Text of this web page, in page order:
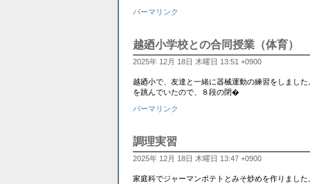
パーマリンク
越廼小学校との合同授業（体育）
2025年 12月 18日 木曜日 13:51 +0900
越廼小で、友達と一緒に器械運動の練習をしまし
を跳んでいたので、８段の閉�
パーマリンク
調理実習
2025年 12月 18日 木曜日 13:47 +0900
家庭科でジャーマンポテトとみそ炒めを作りまし